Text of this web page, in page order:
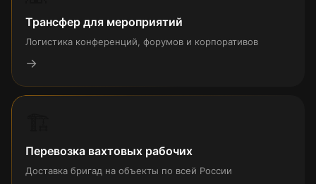
Трансфер для мероприятий
Логистика конференций, форумов и корпоративов
→
Перевозка вахтовых рабочих
Доставка бригад на объекты по всей России